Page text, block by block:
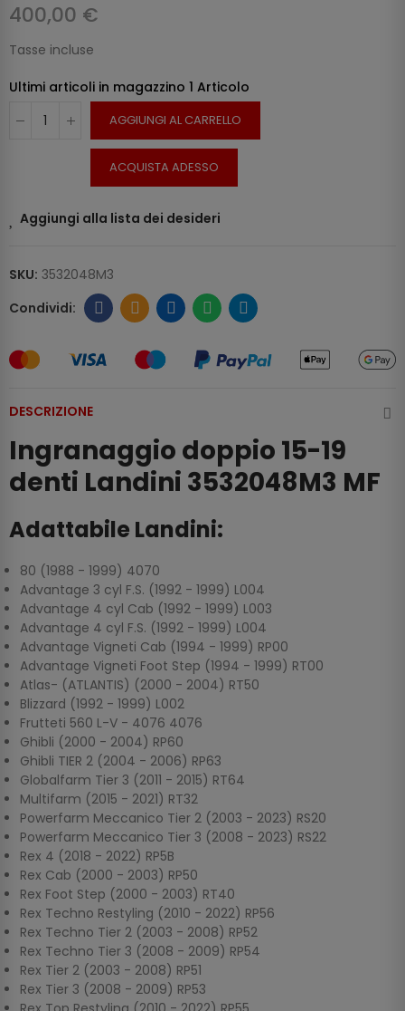
400,00 €
Tasse incluse
Ultimi articoli in magazzino 1 Articolo
AGGIUNGI AL CARRELLO
ACQUISTA ADESSO
Aggiungi alla lista dei desideri
SKU: 3532048M3
DESCRIZIONE
Ingranaggio doppio 15-19
denti Landini 3532048M3 MF
Adattabile Landini:
80 (1988 - 1999) 4070
Advantage 3 cyl F.S. (1992 - 1999) L004
Advantage 4 cyl Cab (1992 - 1999) L003
Advantage 4 cyl F.S. (1992 - 1999) L004
Advantage Vigneti Cab (1994 - 1999) RP00
Advantage Vigneti Foot Step (1994 - 1999) RT00
Atlas- (ATLANTIS) (2000 - 2004) RT50
Blizzard (1992 - 1999) L002
Frutteti 560 L-V - 4076 4076
Ghibli (2000 - 2004) RP60
Ghibli TIER 2 (2004 - 2006) RP63
Globalfarm Tier 3 (2011 - 2015) RT64
Multifarm (2015 - 2021) RT32
Powerfarm Meccanico Tier 2 (2003 - 2023) RS20
Powerfarm Meccanico Tier 3 (2008 - 2023) RS22
Rex 4 (2018 - 2022) RP5B
Rex Cab (2000 - 2003) RP50
Rex Foot Step (2000 - 2003) RT40
Rex Techno Restyling (2010 - 2022) RP56
Rex Techno Tier 2 (2003 - 2008) RP52
Rex Techno Tier 3 (2008 - 2009) RP54
Rex Tier 2 (2003 - 2008) RP51
Rex Tier 3 (2008 - 2009) RP53